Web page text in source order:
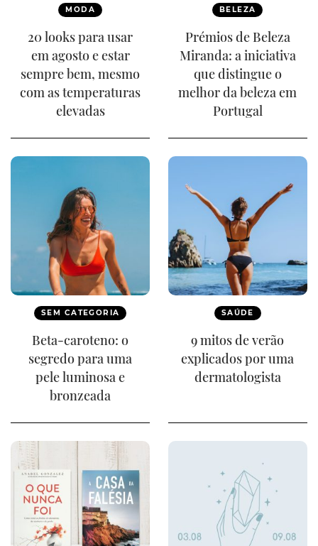
MODA
20 looks para usar
em agosto e estar
sempre bem, mesmo
com as temperaturas
elevadas
BELEZA
Prémios de Beleza
Miranda: a iniciativa
que distingue o
melhor da beleza em
Portugal
SEM CATEGORIA
Beta-caroteno: o
segredo para uma
pele luminosa e
bronzeada
SAÚDE
9 mitos de verão
explicados por uma
dermatologista